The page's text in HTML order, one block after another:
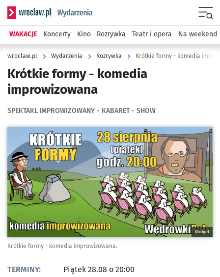
Serwis informacyjny wroclaw.pl podserwis: Wydarzenia
WAKACJE Koncerty Kino Rozrywka Teatr i opera Na weekend
wroclaw.pl Wydarzenia Rozrywka Krótkie formy - komedia
Krótkie formy - komedia
improwizowana
SPEKTAKL IMPROWIZOWANY KABARET SHOW
Kliknij, aby powiększyć
Widget
Krótkie formy - komedia improwizowana.
TERMINY:
Piątek 28.08 o 20:00